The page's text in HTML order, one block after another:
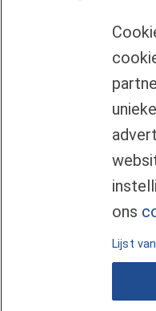
Veelgestelde vragen
Klachtenregeling
ons
Lijst